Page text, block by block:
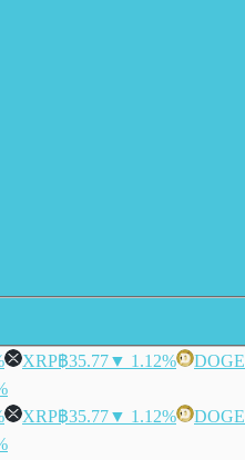
XRP฿35.77▼ 1.12% DOGE
XRP฿35.77▼ 1.12% DOGE